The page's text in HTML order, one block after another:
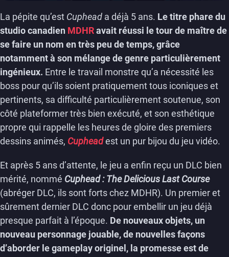
9
La pépite qu’est Cuphead a déjà 5 ans. Le titre phare du
studio canadien MDHRavait réussi le tour de maître de
se faire un nom en très peu de temps, grâce
notamment à son mélange de genre particulièrement
ingénieux. Entre le travail monstre qu’a nécessité les
boss pour qu’ils soient pratiquement tous iconiques et
pertinents, sa difficulté particulièrement soutenue, son
côté plateformer très bien exécuté, et son esthétique
propre qui rappelle les heures de gloire des premiers
dessins animés, Cupheadest un pur bijou du jeu vidéo.
Et après 5 ans d’attente, le jeu a enfin reçu un DLC bien
mérité, nommé Cuphead : The Delicious Last Course
(abréger DLC, ils sont forts chez MDHR). Un premier et
sûrement dernier DLC donc pour embellir un jeu déjà
presque parfait à l’époque. De nouveaux objets, un
nouveau personnage jouable, de nouvelles façons
d’aborder le gameplay originel, la promesse est de